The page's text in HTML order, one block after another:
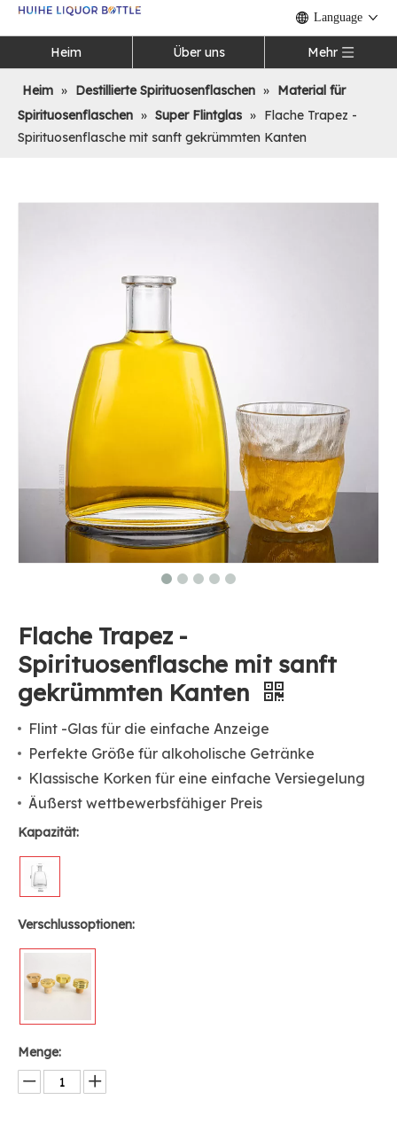
Language
Heim Über uns Mehr
Heim » Destillierte Spirituosenflaschen » Material für
Spirituosenflaschen » Super Flintglas » Flache Trapez -
Spirituosenflasche mit sanft gekrümmten Kanten
Flache Trapez -
Spirituosenflasche mit sanft
gekrümmten Kanten
Flint -Glas für die einfache Anzeige
Perfekte Größe für alkoholische Getränke
Klassische Korken für eine einfache Versiegelung
Äußerst wettbewerbsfähiger Preis
Kapazität:
Verschlussoptionen:
Menge: